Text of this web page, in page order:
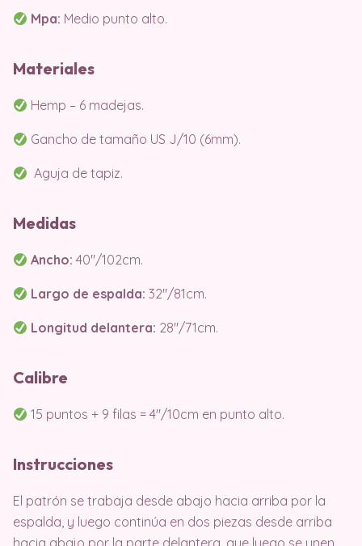
Mpa: Medio punto alto.
Materiales
Hemp – 6 madejas.
Gancho de tamaño US J/10 (6mm).
Aguja de tapiz.
Medidas
Ancho: 40″/102cm.
Largo de espalda: 32″/81cm.
Longitud delantera: 28″/71cm.
Calibre
15 puntos + 9 filas = 4″/10cm en punto alto.
Instrucciones
El patrón se trabaja desde abajo hacia arriba por la
espalda, y luego continúa en dos piezas desde arriba